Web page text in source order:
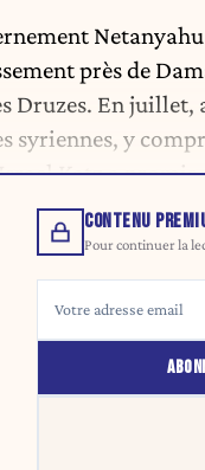
près de
Druzes. En juillet,
syriennes, y
Katz a
CONTENU
Pour continuer la